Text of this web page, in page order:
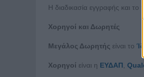
Η διαδικασία εγγραφής και το
Χορηγοί και Δωρητές
Μεγάλος Δωρητής είναι το
Χορηγοί είναι η ΕΥΔΑΠ,